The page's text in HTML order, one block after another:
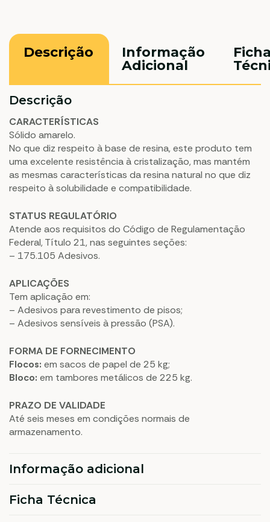
Descrição
Informação
Adicional
Descrição
CARACTERÍSTICAS
Sólido amarelo.
No que diz respeito à base de resina, este produto tem
uma excelente resistência à cristalização, mas mantém
as mesmas características da resina natural no que diz
respeito à solubilidade e compatibilidade.
STATUS REGULATÓRIO
Atende aos requisitos do Código de Regulamentação
Federal, Título 21, nas seguintes seções:
– 175.105 Adesivos.
APLICAÇÕES
Tem aplicação em:
– Adesivos para revestimento de pisos;
– Adesivos sensíveis à pressão (PSA).
FORMA DE FORNECIMENTO
Flocos: em sacos de papel de 25 kg;
Bloco: em tambores metálicos de 225 kg.
PRAZO DE VALIDADE
Até seis meses em condições normais de
armazenamento.
Informação adicional
Ficha Técnica